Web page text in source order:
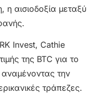
η αισιοδοξία μεταξύ
Invest, Cathie
της BTC για το
την
τράπεζες.